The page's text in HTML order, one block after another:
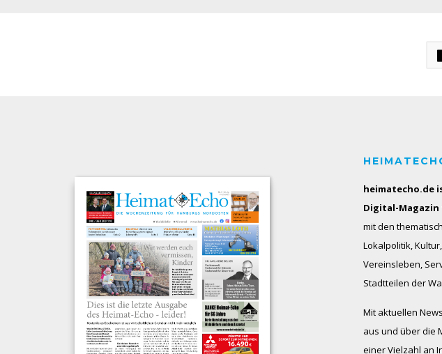
heimatecho.de
Digital-
mit den
Lokalpolitik,
Vereinsleben,
Stadtteilen der
Mit aktuellen
aus und über die
einer Vielzahl an